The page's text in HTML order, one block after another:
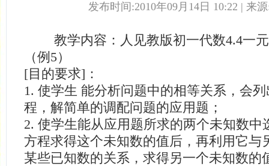
发布时间:2010年09月14日 10:22 | 来
教学内容：人见教版初一代数4.4一元
（例5）
[目的要求]：
1. 使学生 能分析问题中的相等关系，会
程，解简单的调配问题的应用题；
2. 使学生能从应用题所求的两个未知数中
方程求得这个未知数的值后，再利用它与
某些已知数的关系，求得另一个未知数的